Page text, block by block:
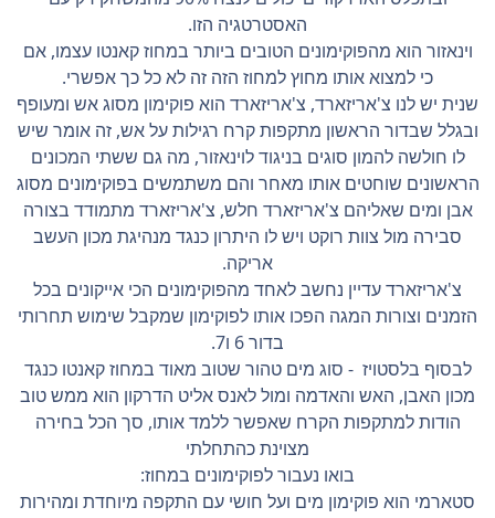
האסטרטגיה הזו.
וינאזור הוא מהפוקימונים הטובים ביותר במחוז קאנטו עצמו, אם
כי למצוא אותו מחוץ למחוז הזה זה לא כל כך אפשרי.
שנית יש לנו צ'אריזארד, צ'אריזארד הוא פוקימון מסוג אש ומעופף
ובגלל שבדור הראשון מתקפות קרח רגילות על אש, זה אומר שיש
לו חולשה להמון סוגים בניגוד לוינאזור, מה גם ששתי המכונים
הראשונים שוחטים אותו מאחר והם משתמשים בפוקימונים מסוג
אבן ומים שאליהם צ'אריזארד חלש, צ'אריזארד מתמודד בצורה
סבירה מול צוות רוקט ויש לו היתרון כנגד מנהיגת מכון העשב
אריקה.
צ'אריזארד עדיין נחשב לאחד מהפוקימונים הכי אייקונים בכל
הזמנים וצורות המגה הפכו אותו לפוקימון שמקבל שימוש תחרותי
בדור 6 ו7.
לבסוף בלסטויז - סוג מים טהור שטוב מאוד במחוז קאנטו כנגד
מכון האבן, האש והאדמה ומול לאנס אליט הדרקון הוא ממש טוב
הודות למתקפות הקרח שאפשר ללמד אותו, סך הכל בחירה
מצוינת כהתחלתי
בואו נעבור לפוקימונים במחוז:
סטארמי הוא פוקימון מים ועל חושי עם התקפה מיוחדת ומהירות